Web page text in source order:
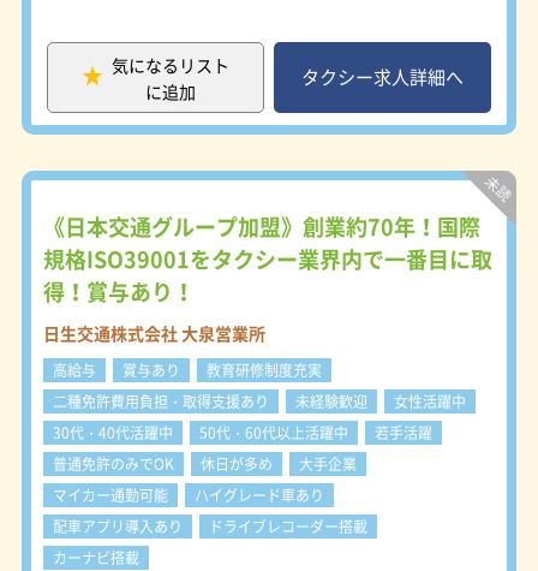
理者や整備士がチームでドライバーを
支えています。「安全」と「成果」の
両立を目指し、社員全員で取り組む風
土があります。 ＜都内トップクラ
数の高歩率を誇る帝都三信交通。ドラ
イバー一人ひとりの努力をしっかりと
還元する仕組みが整っており、安定し
た収入とやりがいを両立できます。ま
た、帰路高速を会社負担とするなど運
転者を大切にする姿勢が、働きやすさ
につながっています。 ＜未経験でも
安心の教育体制＞ 入社後はタクシー
センターの研修に加え、社内プログラ
ムも充実。主任運転者による同乗指
導・事故防止講習・営業講習・機器操
作の研修など実践的に学べます。第2
種免許をお持ちでない方も、京成電鉄
グループの自動車学校で最短7日間で
取得可能。未経験からでも安心してス
タートできます。 ＜大手4社チケット
気になるリスト
に追加
タクシー求人詳細へ
《日本交通グループ加盟》創業約70年！国際
規格ISO39001をタクシー業界内で一番目に取
得！賞与あり！
日生交通株式会社 大泉営業所
高給与 賞与あり
教育研修制度充実
二種免許費用負担・取得支援あり
未経験歓迎
女性活躍中
30代・40代活躍中
50代・60代以上活躍中
若手活躍
普通免許のみでOK
休日が多め
大手企業
マイカー通勤可能
ハイグレード車あり
配車アプリ導入あり
ドライブレコーダー搭載
カーナビ搭載